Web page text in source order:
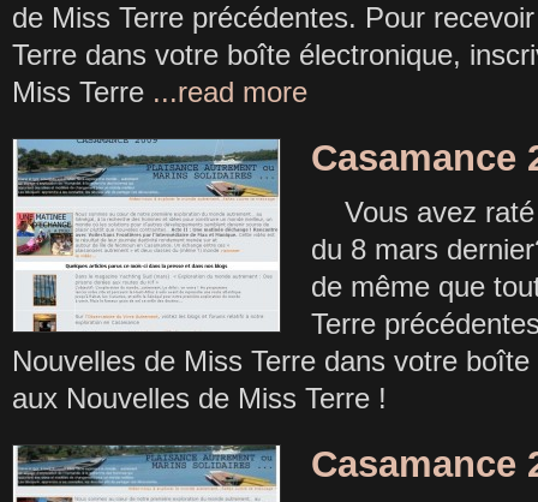
de Miss Terre précédentes. Pour
Terre dans votre boîte électronique,
Miss Terre ...read more
Casamance
Vous avez raté
du 8 mars
de même que
Terre
Nouvelles de Miss Terre dans votre
aux Nouvelles de Miss Terre !
Casamance